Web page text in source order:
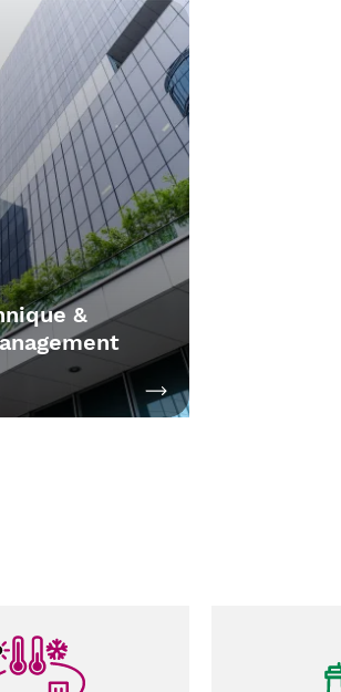
&
savoir-faire multi-
la
pilotage,
Découvrir la solution